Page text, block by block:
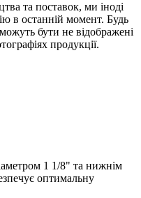
та поставок, ми іноді
в останній момент. Будь
бути не відображені
продукції.
1 1/8" та нижнім
оптимальну